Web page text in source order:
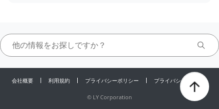
会社概要 利用規約 プライバシーポリシー プライバシーセンター
© LY Corporation